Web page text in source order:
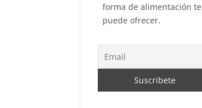
forma de alimentación te
puede ofrecer.